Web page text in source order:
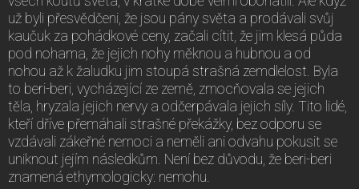
už byli přesvědčeni, že jsou pány světa a prodávali svůj
kaučuk za pohádkové ceny, začali cítit, že jim klesá půda
pod nohama, že jejich nohy měknou a hubnou a od
nohou až k žaludku jim stoupá strašná zemdlelost. Byla
to beri-beri, vycházející ze země, zmocňovala se jejich
těla, hryzala jejich nervy a odčerpávala jejich síly. Tito lidé,
kteří dříve přemáhali strašné překážky, bez odporu se
vzdávali zákeřné nemoci a neměli ani odvahu pokusit se
uniknout jejím následkům. Není bez důvodu, že beri-beri
znamená ethymologicky: nemohu.